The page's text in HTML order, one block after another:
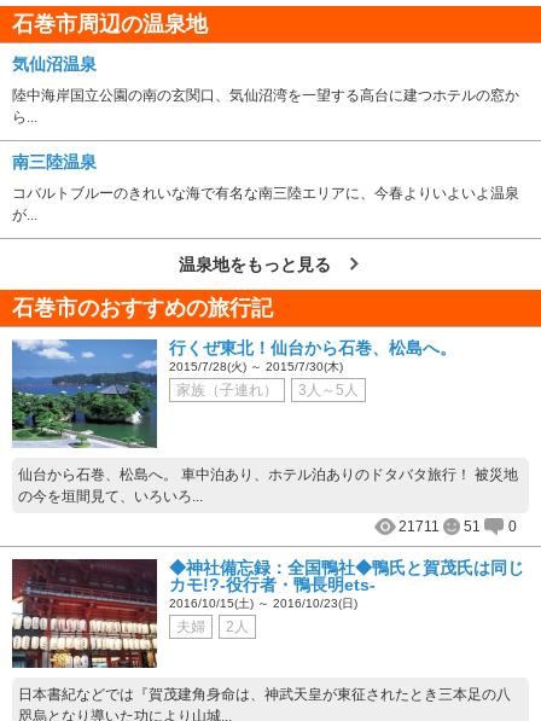
石巻市周辺の温泉地
気仙沼温泉
陸中海岸国立公園の南の玄関口、気仙沼湾を一望する高台に建つホテルの窓か
ら...
南三陸温泉
コバルトブルーのきれいな海で有名な南三陸エリアに、今春よりいよいよ温泉
が...
温泉地をもっと見る
石巻市のおすすめの旅行記
行くぜ東北！仙台から石巻、松島へ。
2015/7/28(火) ～ 2015/7/30(木)
家族（子連れ） 3人～5人
仙台から石巻、松島へ。 車中泊あり、ホテル泊ありのドタバタ旅行！ 被災地
の今を垣間見て、いろいろ...
21711
51 0
◆神社備忘録：全国鴨社◆鴨氏と賀茂氏は同じ
カモ!?-役行者・鴨長明ets-
2016/10/15(土) ～ 2016/10/23(日)
夫婦 2人
日本書紀などでは『賀茂建角身命は、神武天皇が東征されたとき三本足の八
咫烏となり導いた功により山城...